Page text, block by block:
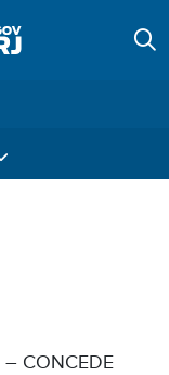
– CONCEDE